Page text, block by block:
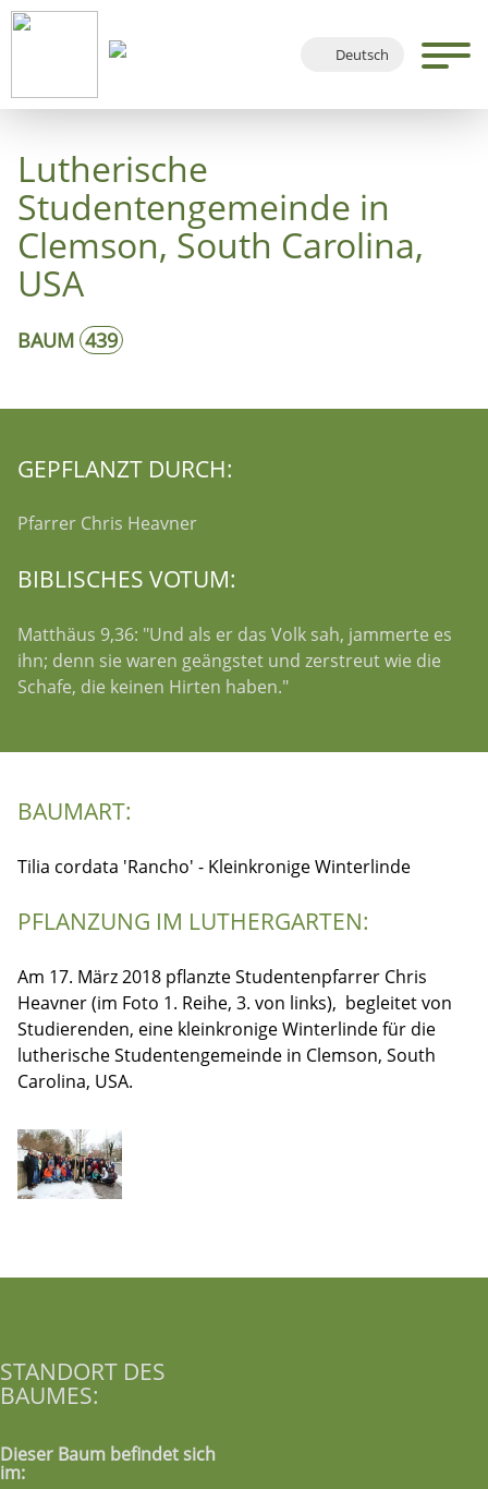
Deutsch
Lutherische
Studentengemeinde in
Clemson, South Carolina,
USA
BAUM 439
GEPFLANZT DURCH:
Pfarrer Chris Heavner
BIBLISCHES VOTUM:
Matthäus 9,36: "Und als er das Volk sah, jammerte es
ihn; denn sie waren geängstet und zerstreut wie die
Schafe, die keinen Hirten haben."
BAUMART:
Tilia cordata 'Rancho' - Kleinkronige Winterlinde
PFLANZUNG IM LUTHERGARTEN:
Am 17. März 2018 pflanzte Studentenpfarrer Chris
Heavner (im Foto 1. Reihe, 3. von links), begleitet von
Studierenden, eine kleinkronige Winterlinde für die
lutherische Studentengemeinde in Clemson, South
Carolina, USA.
STANDORT DES
BAUMES:
Dieser Baum befindet sich
im: